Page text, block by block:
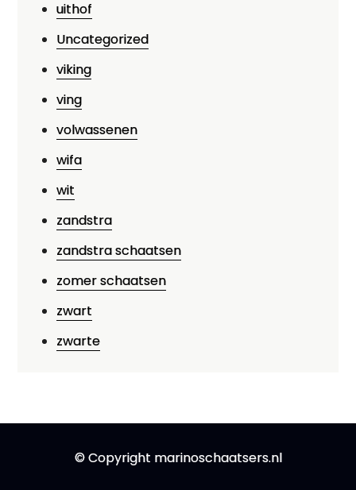
uithof
Uncategorized
viking
ving
volwassenen
wifa
wit
zandstra
zandstra schaatsen
zomer schaatsen
zwart
zwarte
© Copyright marinoschaatsers.nl